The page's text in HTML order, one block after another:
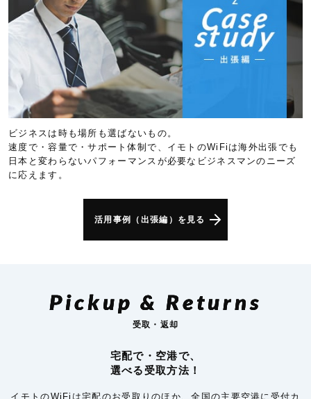
ビジネスは時も場所も選ばないもの。
速度で・容量で・サポート体制で、イモトのWiFiは海外出張でも
日本と変わらないパフォーマンスが必要なビジネスマンのニーズ
に応えます。
活用事例（出張編）を見る
Pickup & Returns
受取・返却
宅配で・空港で、
選べる受取方法！
イモトのWiFiは宅配のお受取りのほか、全国の主要空港に受付カ